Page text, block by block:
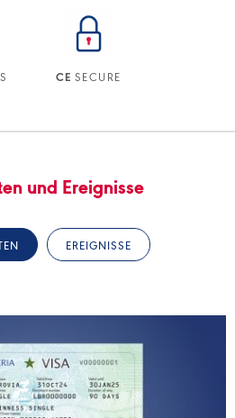
CE SECURE
und Ereignisse
EREIGNISSE